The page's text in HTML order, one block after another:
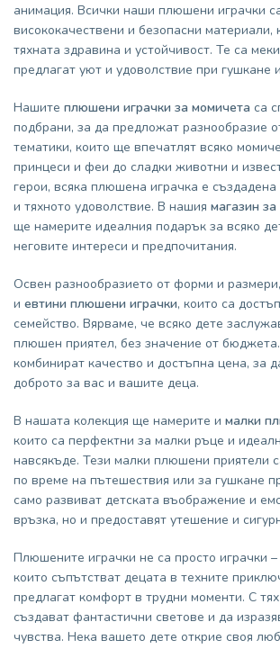
анимация. Всички наши плюшени играчки
висококачествени и безопасни материали,
тяхната здравина и устойчивост. Те са
предлагат уют и удоволствие при гушкане
Нашите плюшени играчки за момичета са
подбрани, за да предложат разнообразие
тематики, които ще впечатлят всяко
принцеси и феи до сладки животни и
герои, всяка плюшена играчка е
и тяхното удоволствие. В нашия магазин
ще намерите идеалния подарък за всяко
неговите интереси и предпочитания.
Освен разнообразието от форми и
и евтини плюшени играчки, които са
семейство. Вярваме, че всяко дете
плюшен приятел, без значение от
комбинират качество и достъпна цена, за
доброто за вас и вашите деца.
В нашата колекция ще намерите и малки
които са перфектни за малки ръце и
навсякъде. Тези малки плюшени приятели
по време на пътешествия или за гушкане
само развиват детската въображение и
връзка, но и предоставят утешение и
Плюшените играчки не са просто играчки –
които съпътстват децата в техните
предлагат комфорт в трудни моменти. С
създават фантастични светове и да
чувства. Нека вашето дете открие своя